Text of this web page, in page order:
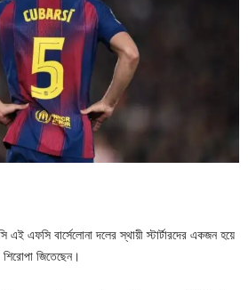
এফসি বার্সেলোনা দলের স্থায়ী স্টার্টারদের একজন হয়ে
জিতেছেন।